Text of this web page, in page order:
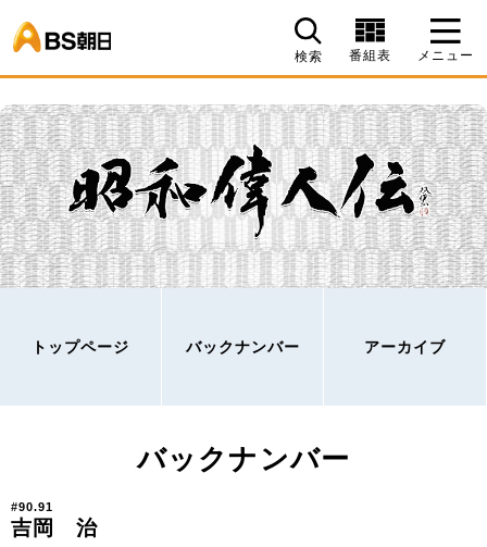
検索 番組表 メニュー
トップページ バックナンバー アーカイブ
バックナンバー
#90.91
吉岡 治